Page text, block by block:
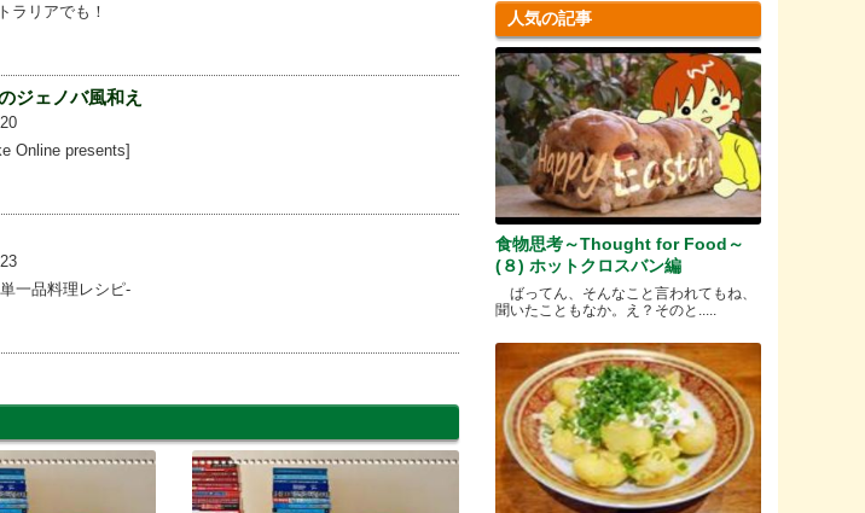
ラリアでも！
ジェノバ風和え
Online presents]
一品料理レシピ-
人気の記事
食物思考～Thought for Food～
(８) ホットクロスバン編
ばってん、そんなこと言われてもね、
聞いたこともなか。え？そのと.....